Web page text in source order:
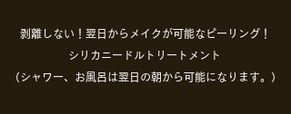
剥離しない！ 翌日からメイクが可能なピーリング！
シリカニードルトリートメント
（シャワー、お風呂は翌日の朝から可能になります。）